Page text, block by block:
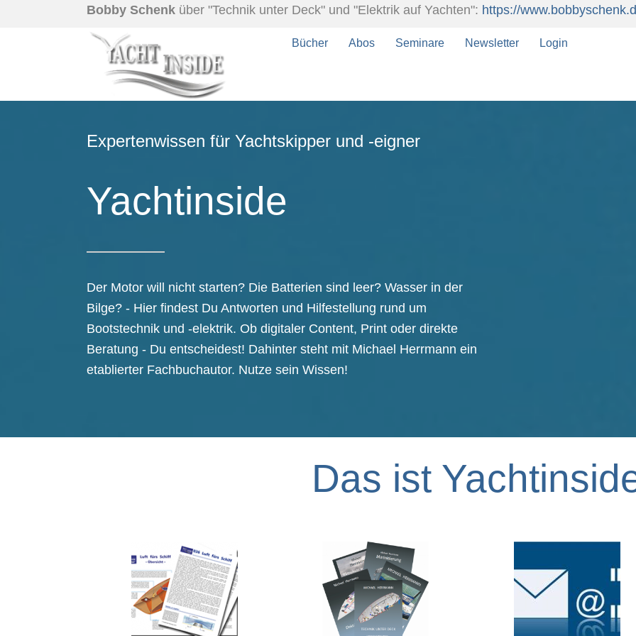
Bobby Schenk über "Technik unter Deck" und "Elektrik auf Yachten": https://
Bücher Abos Seminare Newsletter Login
Expertenwissen für Yachtskipper und -eigner
Yachtinside
Der Motor will nicht starten? Die Batterien sind leer? Wasser in der
Bilge? - Hier findest Du Antworten und Hilfestellung rund um
Bootstechnik und -elektrik. Ob digitaler Content, Print oder direkte
Beratung - Du entscheidest! Dahinter steht mit Michael Herrmann ein
etablierter Fachbuchautor. Nutze sein Wissen!
Das ist